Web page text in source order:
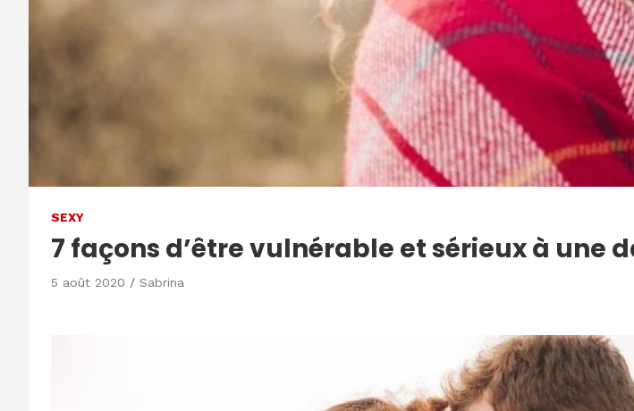
SEXY
7 façons d’être vulnérable et sérieux à une
5 août 2020 Sabrina